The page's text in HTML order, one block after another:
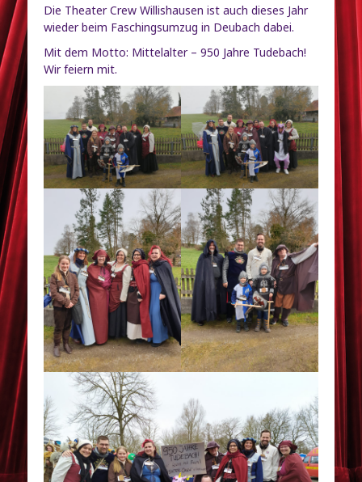
Die Theater Crew Willishausen ist auch dieses Jahr
wieder beim Faschingsumzug in Deubach dabei.
Mit dem Motto: Mittelalter – 950 Jahre Tudebach!
Wir feiern mit.